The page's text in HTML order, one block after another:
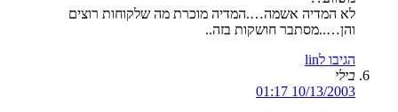
לא המדיה אשמה….המדיה מוכרת מה שלקוחות רוצים
והן…..מסתבר חושקות בזה..
הגיבו לlin
בילי
10/13/2003 01:17